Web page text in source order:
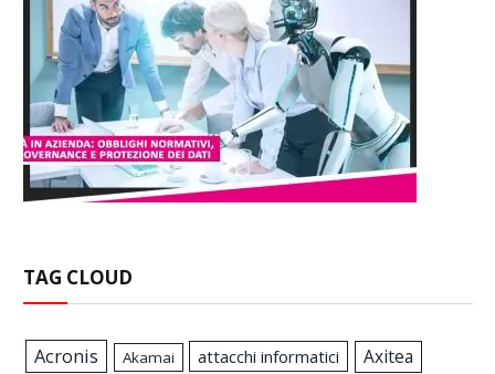
TAG CLOUD
Acronis Akamai attacchi informatici Axitea